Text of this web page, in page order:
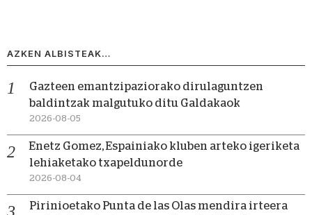
AZKEN ALBISTEAK…
Gazteen emantzipaziorako dirulaguntzen
baldintzak malgutuko ditu Galdakaok
2026-08-05
Enetz Gomez, Espainiako kluben arteko igeriketa
lehiaketako txapeldunorde
2026-08-04
Pirinioetako Punta de las Olas mendira irteera